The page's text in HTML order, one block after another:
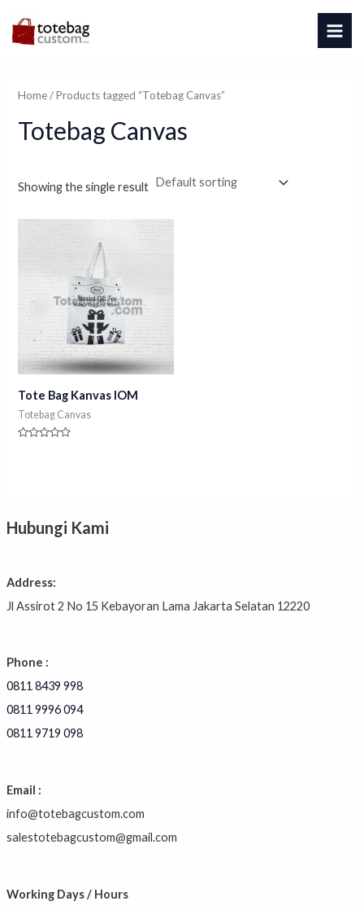
Hubungi Kami
Address:
Jl Assirot 2 No 15 Kebayoran Lama Jakarta Selatan 12220
Phone :
0811 8439 998
0811 9996 094
0811 9719 098
Email :
info@totebagcustom.com
salestotebagcustom@gmail.com
Working Days / Hours
Home/ Products tagged “Totebag Canvas”
Totebag Canvas
Showing the single result
Tote Bag Kanvas IOM
Totebag Canvas